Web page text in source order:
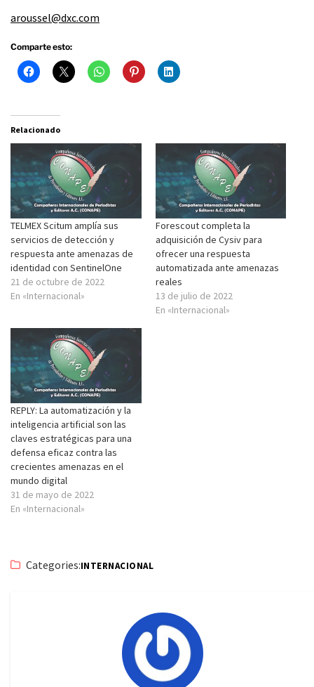
aroussel@dxc.com
Comparte esto:
Relacionado
TELMEX Scitum amplía sus
servicios de detección y
respuesta ante amenazas de
identidad con SentinelOne
21 de octubre de 2022
En «Internacional»
Forescout completa la
adquisición de Cysiv para
ofrecer una respuesta
automatizada ante amenazas
reales
13 de julio de 2022
En «Internacional»
REPLY: La automatización y la
inteligencia artificial son las
claves estratégicas para una
defensa eficaz contra las
crecientes amenazas en el
mundo digital
31 de mayo de 2022
En «Internacional»
Categories:INTERNACIONAL